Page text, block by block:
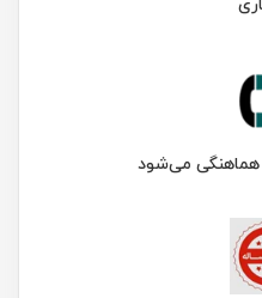
هماهنگی می‌شود